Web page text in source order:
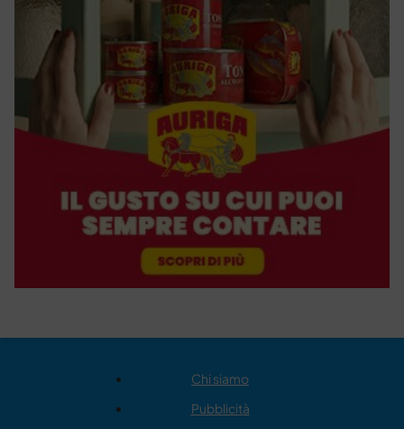
Chi siamo
Pubblicità